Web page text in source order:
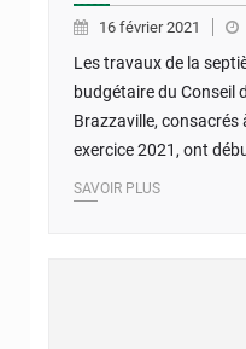
16 février 2021
Les travaux de la
budgétaire du Conseil
Brazzaville, consacrés
exercice 2021, ont
SAVOIR PLUS